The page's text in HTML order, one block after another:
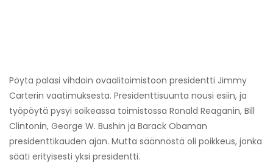
Pöytä palasi vihdoin ovaalitoimistoon presidentti Jimmy
Carterin vaatimuksesta. Presidenttisuunta nousi esiin, ja
työpöytä pysyi soikeassa toimistossa Ronald Reaganin, Bill
Clintonin, George W. Bushin ja Barack Obaman
presidenttikauden ajan. Mutta säännöstä oli poikkeus, jonka
sääti erityisesti yksi presidentti.